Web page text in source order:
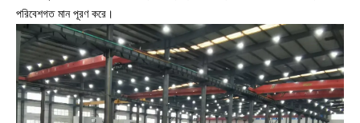
পরিবেশগত মান পূরণ করে।